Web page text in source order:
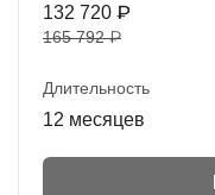
132 720 ₽
165 792 ₽
Длительность
12 месяцев